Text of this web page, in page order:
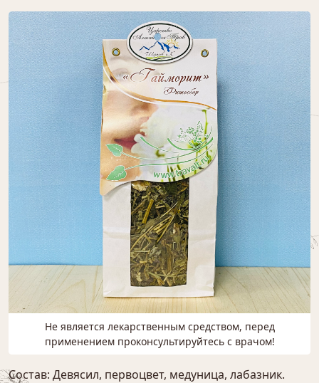
Не является лекарственным средством, перед
применением проконсультируйтесь с врачом!
Состав: Девясил, первоцвет, медуница, лабазник.